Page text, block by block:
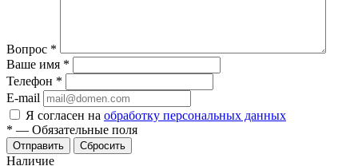
Вопрос *
Ваше имя *
Телефон *
E-mail
Я согласен на обработку персональных данных
* — Обязательные поля
Отправить Сбросить
Наличие